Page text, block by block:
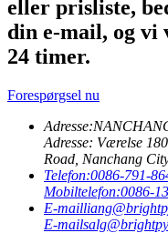
eller prisliste,
din e-mail, og
24 timer.
Forespørgsel nu
Adresse:
Adresse: Værelse
Road, Nanchang
Telefon:0086-791-
Mobiltelefon:0086-
E-mail
E-mail